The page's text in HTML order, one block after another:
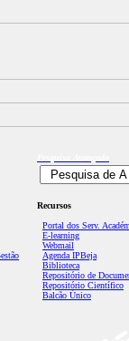
Recursos
Portal dos Serv.
E-learning
Webmail
Agenda IPBeja
Biblioteca
Repositório de
Repositório Científico
Balcão Único